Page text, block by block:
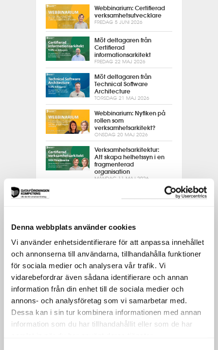
Denna webbplats använder cookies
Vi använder enhetsidentifierare för att anpassa innehållet
och annonserna till användarna, tillhandahålla funktioner
för sociala medier och analysera vår trafik. Vi
vidarebefordrar även sådana identifierare och annan
information från din enhet till de sociala medier och
annons- och analysföretag som vi samarbetar med.
Dessa kan i sin tur kombinera informationen med annan
information som du har tillhandahållit eller som de har
Webbinarium: Certifierad
verksamhetsutvecklare
FREDAG 5 JUNI 2026
Möt deltagaren från
Certifierad
informationsarkitekt
FREDAG 22 MAJ 2026
Möt deltagaren från
Technical Software
Architecture
TORSDAG 21 MAJ 2026
Webbinarium: Nyfiken på
rollen som
verksamhetsarkitekt?
ONSDAG 20 MAJ 2026
Verksamhetsarkitektur:
Att skapa helhetssyn i en
fragmenterad
organisation
MÅNDAG 11 MAJ 2026
Framtidsanalys
Möt deltagare från
TISDAG 21 APRIL 2026
Operativt dataskydd –
GDPR i praktiken
ONSDAG 15 APRIL 2026
Möt en deltagare från
Certifierad CIO
FREDAG 10 APRIL 2026
Webbinarium: Använd AI
för effektivare test och